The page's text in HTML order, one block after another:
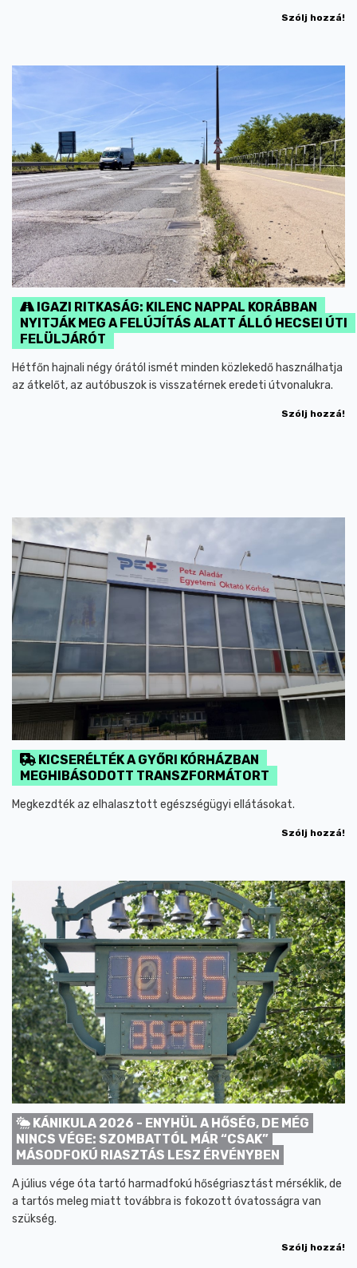
Szólj hozzá!
IGAZI RITKASÁG: KILENC NAPPAL KORÁBBAN
NYITJÁK MEG A FELÚJÍTÁS ALATT ÁLLÓ HECSEI ÚTI
FELÜLJÁRÓT
Hétfőn hajnali négy órától ismét minden közlekedő használhatja
az átkelőt, az autóbuszok is visszatérnek eredeti útvonalukra.
Szólj hozzá!
KICSERÉLTÉK A GYŐRI KÓRHÁZBAN
MEGHIBÁSODOTT TRANSZFORMÁTORT
Megkezdték az elhalasztott egészségügyi ellátásokat.
Szólj hozzá!
KÁNIKULA 2026 - ENYHÜL A HŐSÉG, DE MÉG
NINCS VÉGE: SZOMBATTÓL MÁR “CSAK”
MÁSODFOKÚ RIASZTÁS LESZ ÉRVÉNYBEN
A július vége óta tartó harmadfokú hőségriasztást mérséklik, de
a tartós meleg miatt továbbra is fokozott óvatosságra van
szükség.
Szólj hozzá!